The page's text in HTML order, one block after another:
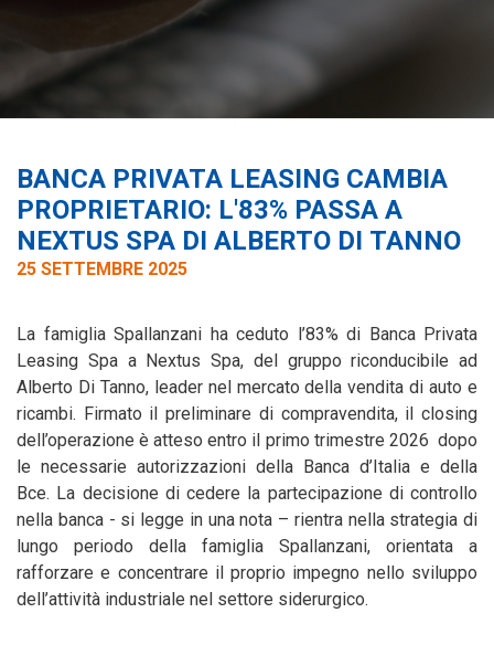
BANCA PRIVATA LEASING CAMBIA
PROPRIETARIO: L'83% PASSA A
NEXTUS SPA DI ALBERTO DI TANNO
25 SETTEMBRE 2025
La famiglia Spallanzani ha ceduto l’83% di Banca Privata
Leasing Spa a Nextus Spa, del gruppo riconducibile ad
Alberto Di Tanno, leader nel mercato della vendita di auto e
ricambi. Firmato il preliminare di compravendita, il closing
dell’operazione è atteso entro il primo trimestre 2026 dopo
le necessarie autorizzazioni della Banca d’Italia e della
Bce. La decisione di cedere la partecipazione di controllo
nella banca - si legge in una nota – rientra nella strategia di
lungo periodo della famiglia Spallanzani, orientata a
rafforzare e concentrare il proprio impegno nello sviluppo
dell’attività industriale nel settore siderurgico.